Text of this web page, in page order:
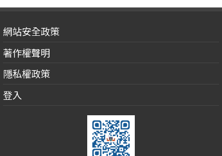
網站安全政策
著作權聲明
隱私權政策
登入